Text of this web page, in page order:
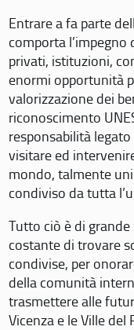
Entrare a fa parte
comporta
privati, istituzioni,
enormi opportunità
valorizzazione dei
riconoscimento
responsabilità
visitare ed
mondo, talmente
condiviso da tutta
Tutto ciò è di
costante di trovare
condivise, per
della comunità
trasmettere alle
Vicenza e le Ville del